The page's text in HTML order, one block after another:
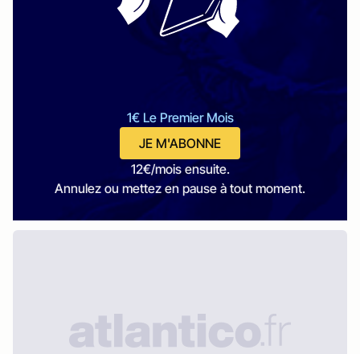
1€ Le Premier Mois
JE M'ABONNE
12€/mois ensuite.
Annulez ou mettez en pause à tout moment.